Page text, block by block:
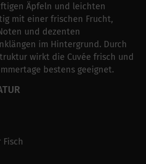
Äpfeln und leichten
mit einer frischen Frucht,
und dezenten
im Hintergrund. Durch
wirkt die Cuvée frisch und
bestens geeignet.